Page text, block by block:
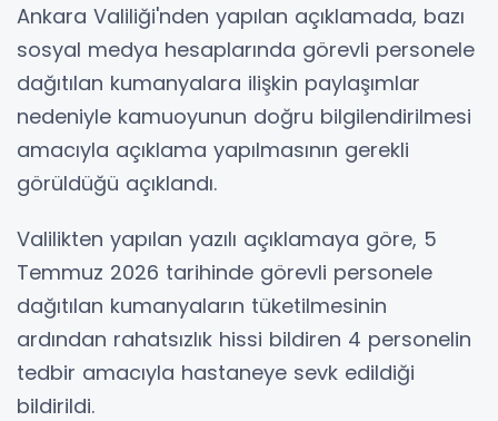
Ankara Valiliği'nden yapılan açıklamada, bazı
sosyal medya hesaplarında görevli personele
dağıtılan kumanyalara ilişkin paylaşımlar
nedeniyle kamuoyunun doğru bilgilendirilmesi
amacıyla açıklama yapılmasının gerekli
görüldüğü açıklandı.
Valilikten yapılan yazılı açıklamaya göre, 5
Temmuz 2026 tarihinde görevli personele
dağıtılan kumanyaların tüketilmesinin
ardından rahatsızlık hissi bildiren 4 personelin
tedbir amacıyla hastaneye sevk edildiği
bildirildi.